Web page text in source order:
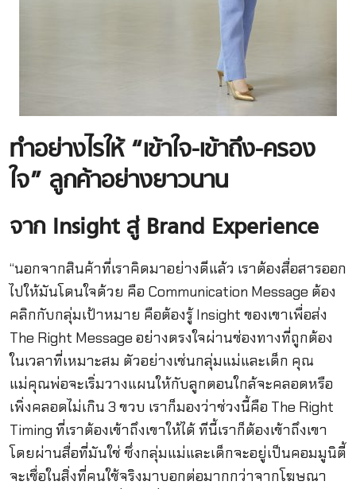
ทำอย่างไรให้ “เข้าใจ-เข้าถึง-ครอง
ใจ” ลูกค้าอย่างยาวนาน
จาก Insight สู่ Brand Experience
“นอกจากสินค้าที่เราคิดมาอย่างดีแล้ว เราต้องสื่อสารออก
ไปให้มันโดนใจด้วย คือ Communication Message ต้อง
คลิกกับกลุ่มเป้าหมาย คือต้องรู้ Insight ของเขาเพื่อส่ง
The Right Message อย่างตรงใจผ่านช่องทางที่ถูกต้อง
ในเวลาที่เหมาะสม ตัวอย่างเช่นกลุ่มแม่และเด็ก คุณ
แม่คุณพ่อจะเริ่มวางแผนให้กับลูกตอนใกล้จะคลอดหรือ
เพิ่งคลอดไม่เกิน 3 ขวบ เราก็มองว่าช่วงนี้คือ The Right
Timing ที่เราต้องเข้าถึงเขาให้ได้ ทีนี้เราก็ต้องเข้าถึงเขา
โดยผ่านสื่อที่มันใช่ ซึ่งกลุ่มแม่และเด็กจะอยู่เป็นคอมมูนิตี้
จะเชื่อในสิ่งที่คนใช้จริงมาบอกต่อมากกว่าจากโฆษณา